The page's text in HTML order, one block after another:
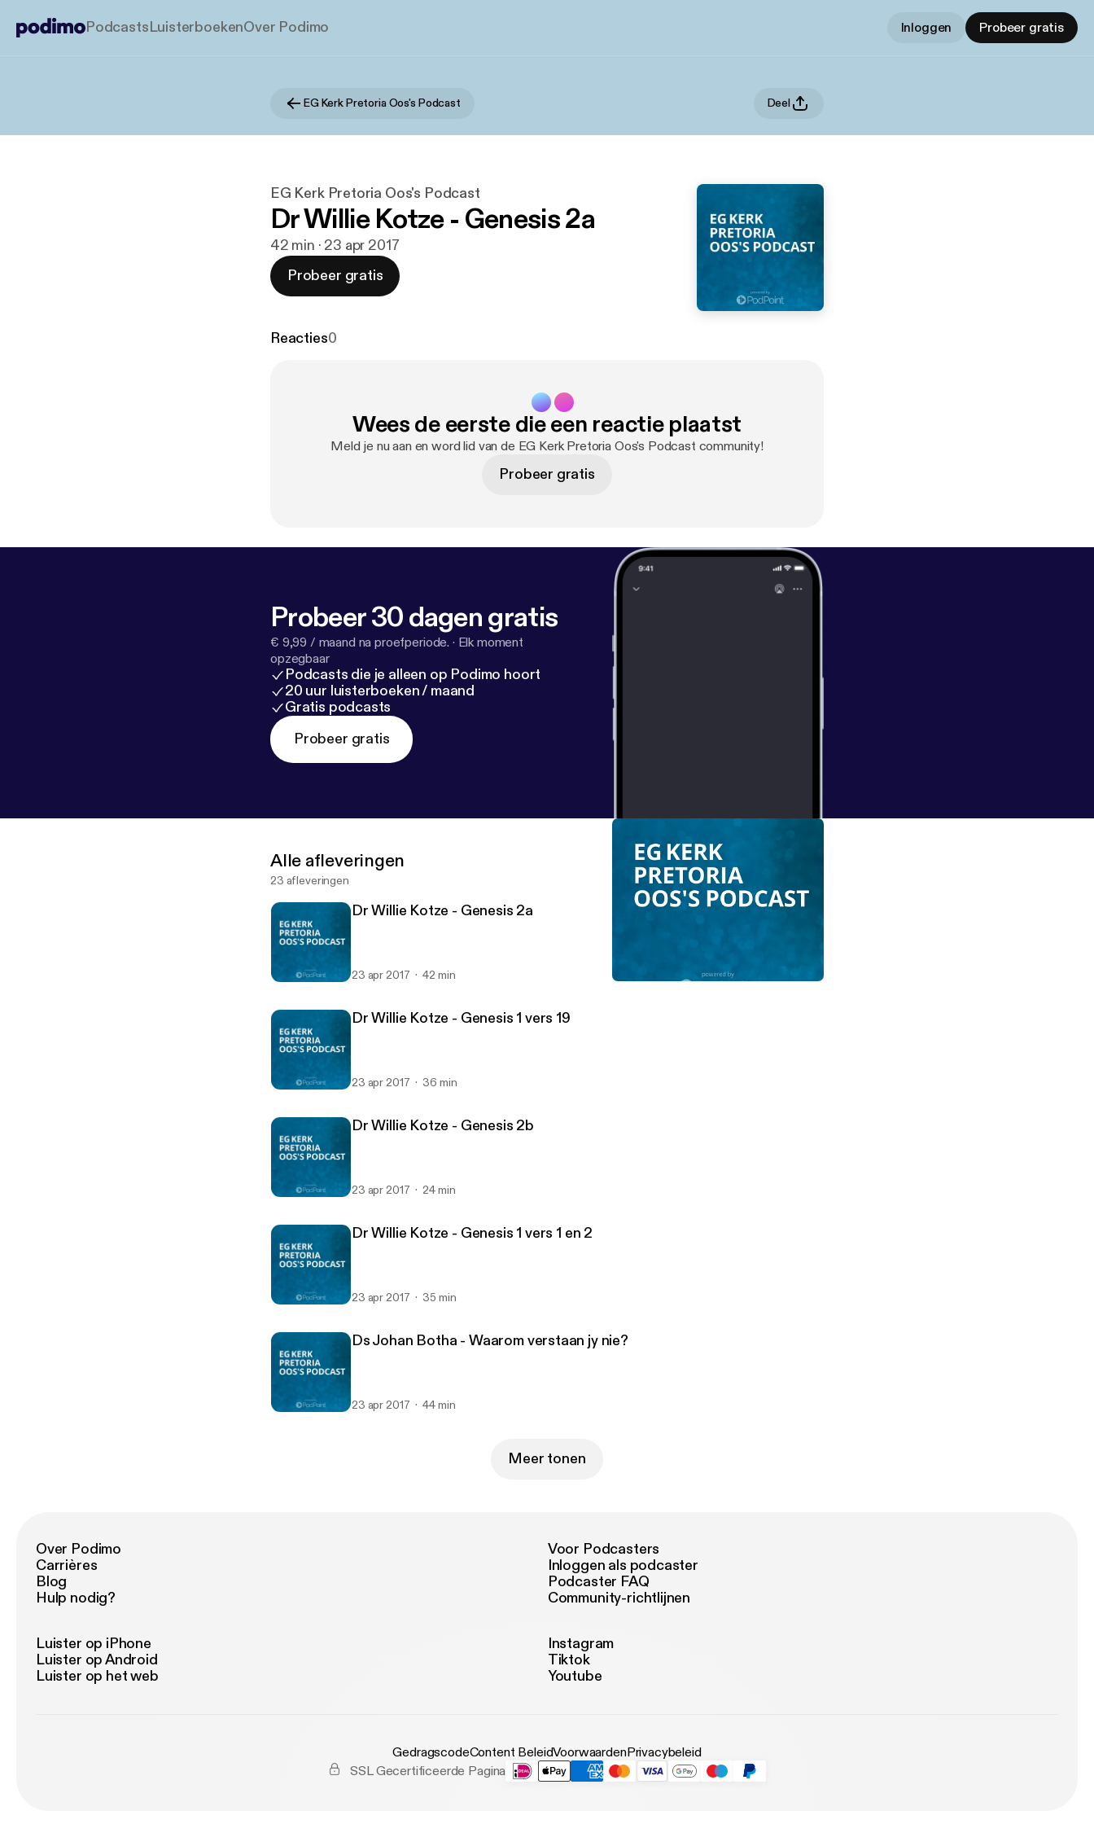
PodcastsLuisterboekenOver Podimo Inloggen Probeer gratis
EG Kerk Pretoria Oos's Podcast Deel
EG Kerk Pretoria Oos's Podcast
Dr Willie Kotze - Genesis 2a
42 min · 23 apr 2017
Probeer gratis
Reacties0
Wees de eerste die een reactie plaatst
Meld je nu aan en word lid van de EG Kerk Pretoria Oos's Podcast community!
Probeer gratis
Probeer 30 dagen gratis
€ 9,99 / maand na proefperiode. · Elk moment
opzegbaar
Podcasts die je alleen op Podimo hoort
20 uur luisterboeken / maand
Gratis podcasts
Probeer gratis
Alle afleveringen
23 afleveringen
Dr Willie Kotze - Genesis 2a
23 apr 2017 42 min
Dr Willie Kotze - Genesis 1 vers 19
23 apr 2017 36 min
Dr Willie Kotze - Genesis 2b
23 apr 2017 24 min
Dr Willie Kotze - Genesis 1 vers 1 en 2
23 apr 2017 35 min
Ds Johan Botha - Waarom verstaan jy nie?
23 apr 2017 44 min
Meer tonen
Over Podimo
Carrières
Blog
Hulp nodig?
Voor Podcasters
Inloggen als podcaster
Podcaster FAQ
Community-richtlijnen
Luister op iPhone
Luister op Android
Luister op het web
Instagram
Tiktok
Youtube
GedragscodeContent BeleidVoorwaardenPrivacybeleid
SSL Gecertificeerde Pagina